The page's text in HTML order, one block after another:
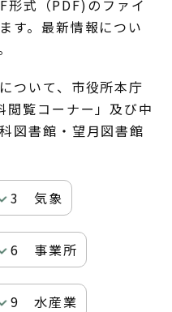
形式（PDF)のファイ
す。最新情報につい
ついて、市役所本庁
覧コーナー」及び中
図書館・望月図書館
3 気象
6 事業所
9 水産業